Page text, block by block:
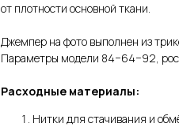
от плотности основной ткани.
Джемпер на фото выполнен из
Параметры модели 84−64−92,
Расходные материалы:
Нитки для стачивания и